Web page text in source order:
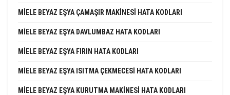
MIELE BEYAZ EŞYA ÇAMAŞIR MAKINESI HATA KODLARI
MIELE BEYAZ EŞYA DAVLUMBAZ HATA KODLARI
MIELE BEYAZ EŞYA FIRIN HATA KODLARI
MIELE BEYAZ EŞYA ISITMA ÇEKMECESI HATA KODLARI
MIELE BEYAZ EŞYA KURUTMA MAKINESI HATA KODLARI